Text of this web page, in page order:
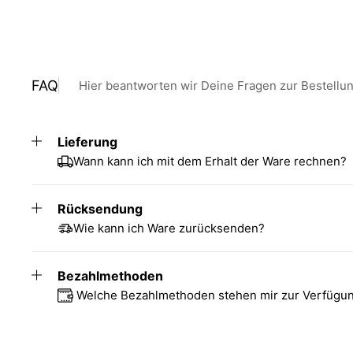
FAQ Hier beantworten wir Deine Fragen zur
Lieferung
Wann kann ich mit dem Erhalt der Ware rechnen?
Rücksendung
Wie kann ich Ware zurücksenden?
Bezahlmethoden
Welche Bezahlmethoden stehen mir zur